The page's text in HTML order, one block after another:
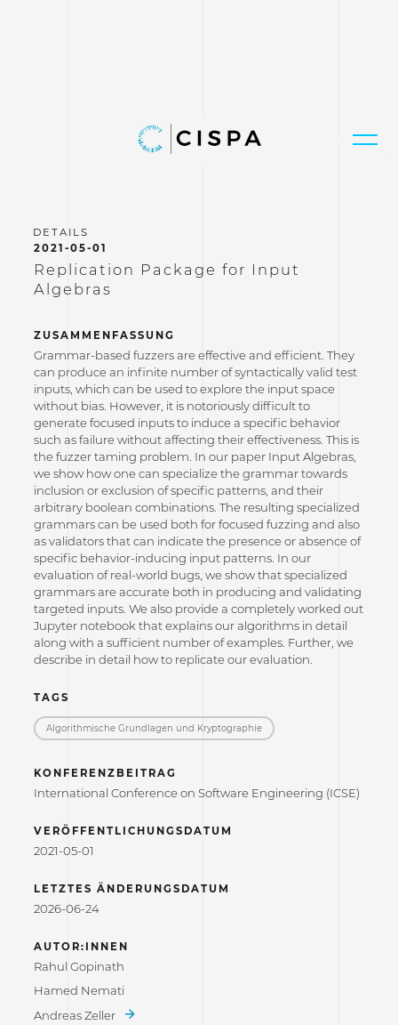
2021-05-01
Replication Package for Input
Algebras
ZUSAMMENFASSUNG
Grammar-based fuzzers are effective and efficient. They
can produce an infinite number of syntactically valid test
inputs, which can be used to explore the input space
without bias. However, it is notoriously difficult to
generate focused inputs to induce a specific behavior
such as failure without affecting their effectiveness. This is
the fuzzer taming problem. In our paper Input Algebras,
we show how one can specialize the grammar towards
inclusion or exclusion of specific patterns, and their
arbitrary boolean combinations. The resulting specialized
grammars can be used both for focused fuzzing and also
as validators that can indicate the presence or absence of
specific behavior-inducing input patterns. In our
evaluation of real-world bugs, we show that specialized
grammars are accurate both in producing and validating
targeted inputs. We also provide a completely worked out
Jupyter notebook that explains our algorithms in detail
along with a sufficient number of examples. Further, we
describe in detail how to replicate our evaluation.
TAGS
Algorithmische Grundlagen und Kryptographie
KONFERENZBEITRAG
International Conference on Software Engineering (ICSE)
VERÖFFENTLICHUNGSDATUM
2021-05-01
LETZTES ÄNDERUNGSDATUM
2026-06-24
AUTOR:INNEN
Rahul Gopinath
Hamed Nemati
Andreas Zeller